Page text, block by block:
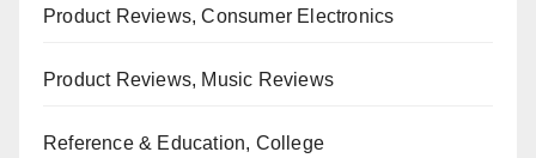
Product Reviews, Consumer Electronics
Product Reviews, Music Reviews
Reference & Education, College